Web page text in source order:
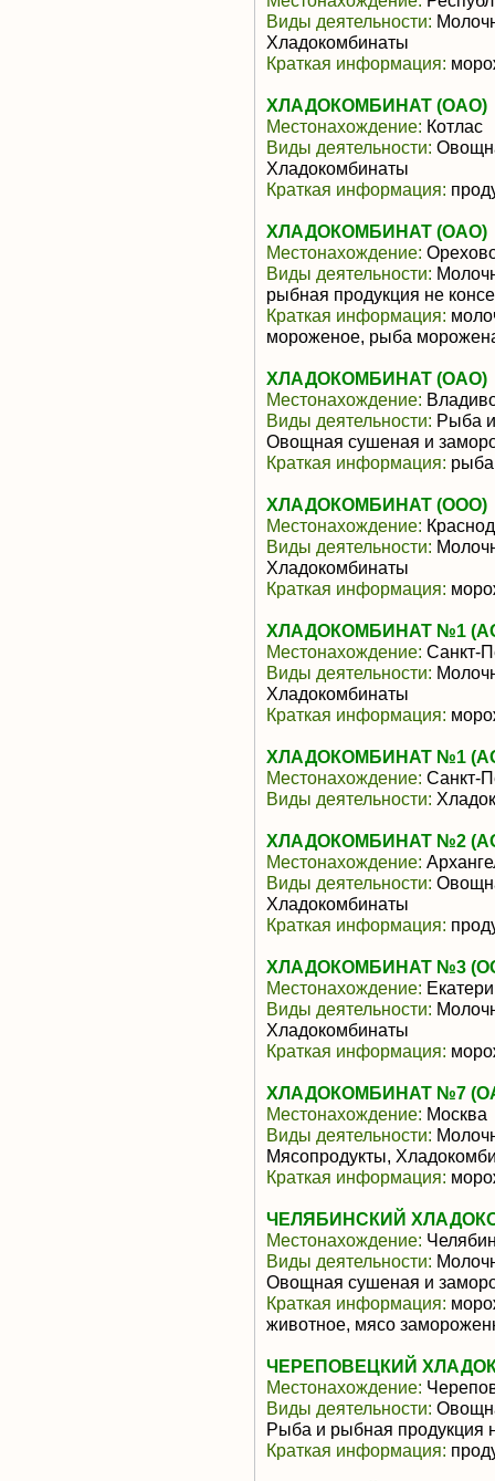
Виды деятельности:
Хладокомбинаты
Краткая информация:
ХЛАДОКОМБИНАТ (ОАО)
Местонахождение: Котлас
Виды деятельности:
Хладокомбинаты
Краткая информация:
ХЛАДОКОМБИНАТ (ОАО)
Местонахождение:
Виды деятельности:
рыбная продукция не
Краткая информация:
мороженое, рыба
ХЛАДОКОМБИНАТ (ОАО)
Местонахождение:
Виды деятельности: Рыба
Овощная сушеная и
Краткая информация:
ХЛАДОКОМБИНАТ (ООО)
Местонахождение:
Виды деятельности:
Хладокомбинаты
Краткая информация:
ХЛАДОКОМБИНАТ №1 (АО
Местонахождение: Санкт-
Виды деятельности:
Хладокомбинаты
Краткая информация:
ХЛАДОКОМБИНАТ №1 (АО
Местонахождение: Санкт-
Виды деятельности:
ХЛАДОКОМБИНАТ №2 (АО
Местонахождение:
Виды деятельности:
Хладокомбинаты
Краткая информация:
ХЛАДОКОМБИНАТ №3
Местонахождение:
Виды деятельности:
Хладокомбинаты
Краткая информация:
ХЛАДОКОМБИНАТ №7
Местонахождение: Москва
Виды деятельности:
Мясопродукты,
Краткая информация:
ЧЕЛЯБИНСКИЙ
Местонахождение:
Виды деятельности:
Овощная сушеная и
Краткая информация:
животное, мясо
ЧЕРЕПОВЕЦКИЙ
Местонахождение:
Виды деятельности:
Рыба и рыбная продукция
Краткая информация: